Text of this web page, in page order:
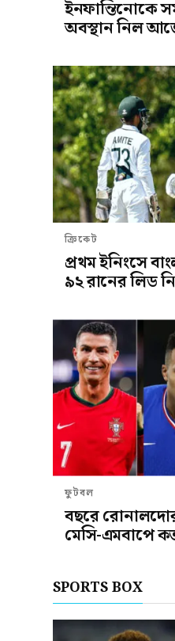
ইনফান্তিনোকে
অবস্থান নিল
ক্রিকেট
প্রথম ইনিংসে
৯২ রানের লিড
ফুটবল
বছরে
মেসি-এমবাপে
SPORTS BOX